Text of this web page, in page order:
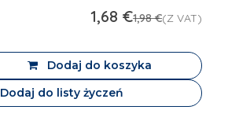
Dodaj do koszyka
Dodaj do listy życzeń
1,68 €1,98€(Z VAT)